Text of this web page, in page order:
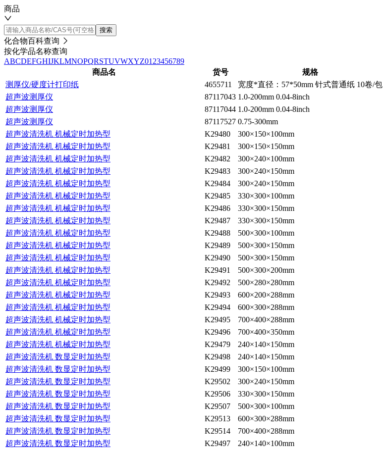
商品
搜索
化合物百科查询
按化学品名称查询
ABCDEFGHIJKLMNOPQRSTUVWXYZ01 23456789
商品名
货号 规格
测厚仪/硬度计打印纸
4655711 宽度*直径：57*50mm 针式普通纸 10卷/包
超声波测厚仪
87117043 1.0-200mm 0.04-8inch
超声波测厚仪
87117044 1.0-200mm 0.04-8inch
超声波测厚仪
87117527 0.75-300mm
超声波清洗机 机械定时加热型
K29480 300×150×100mm
超声波清洗机 机械定时加热型
K29481 300×150×150mm
超声波清洗机 机械定时加热型
K29482 300×240×100mm
超声波清洗机 机械定时加热型
K29483 300×240×150mm
超声波清洗机 机械定时加热型
K29484 300×240×150mm
超声波清洗机 机械定时加热型
K29485 330×300×100mm
超声波清洗机 机械定时加热型
K29486 330×300×150mm
超声波清洗机 机械定时加热型
K29487 330×300×150mm
超声波清洗机 机械定时加热型
K29488 500×300×100mm
超声波清洗机 机械定时加热型
K29489 500×300×150mm
超声波清洗机 机械定时加热型
K29490 500×300×150mm
超声波清洗机 机械定时加热型
K29491 500×300×200mm
超声波清洗机 机械定时加热型
K29492 500×280×280mm
超声波清洗机 机械定时加热型
K29493 600×200×288mm
超声波清洗机 机械定时加热型
K29494 600×300×288mm
超声波清洗机 机械定时加热型
K29495 700×400×288mm
超声波清洗机 机械定时加热型
K29496 700×400×350mm
超声波清洗机 机械定时加热型
K29479 240×140×150mm
超声波清洗机 数显定时加热型
K29498 240×140×150mm
超声波清洗机 数显定时加热型
K29499 300×150×100mm
超声波清洗机 数显定时加热型
K29502 300×240×150mm
超声波清洗机 数显定时加热型
K29506 330×300×150mm
超声波清洗机 数显定时加热型
K29507 500×300×100mm
超声波清洗机 数显定时加热型
K29513 600×300×288mm
超声波清洗机 数显定时加热型
K29514 700×400×288mm
超声波清洗机 数显定时加热型
K29497 240×140×100mm